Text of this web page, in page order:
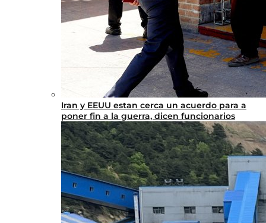
Iran y EEUU estan cerca un acuerdo para a
poner fin a la guerra, dicen funcionarios